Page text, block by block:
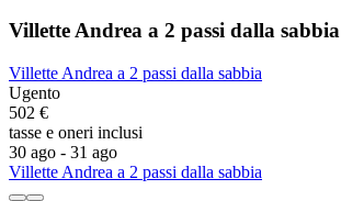
Villette Andrea a 2 passi dalla sabbia
Villette Andrea a 2 passi dalla sabbia
Ugento
502 €
tasse e oneri inclusi
30 ago - 31 ago
Villette Andrea a 2 passi dalla sabbia